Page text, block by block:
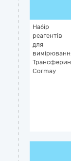
Набір
реагентів
для
Трансферин
Cormay